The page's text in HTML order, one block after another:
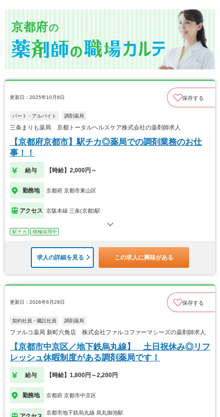
京都府の
更新日：2025年10月8日 保存する
パート・アルバイト 調剤薬局
三条まりも薬局 京都トータルヘルスケア株式会社の薬剤師求人
【京都府京都市】駅チカ◎薬局での調剤業務のお仕
事！！
給与 【時給】2,000円～
勤務地 京都府 京都市東山区
アクセス 京阪本線 三条(京都)駅
駅チカ 積極採用中
求人の詳細を見る この求人に興味がある
更新日：2026年6月29日 保存する
契約社員・嘱託社員 調剤薬局
ファルコ薬局 新町六角店 株式会社ファルコファーマシーズの薬剤師求人
【京都市中京区／地下鉄烏丸線】 土日祝休み◎リフ
レッシュ休暇制度がある調剤薬局です！
給与 【時給】1,800円～2,200円
勤務地 京都府 京都市中京区
京都市地下鉄烏丸線 烏丸御池駅